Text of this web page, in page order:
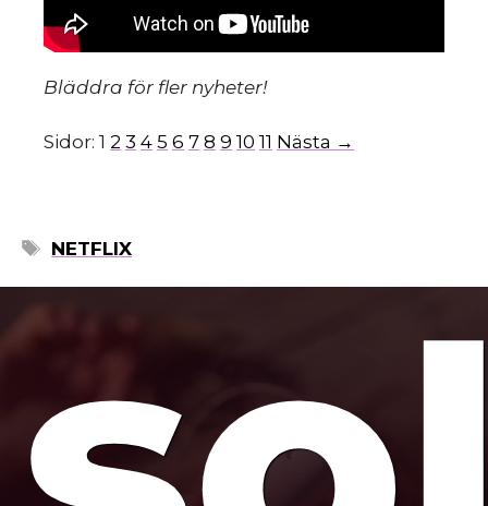
Bläddra för fler nyheter!
Sidor: 1 2 3 4 5 6 7 8 9 10 11 Nästa →
ETIKETTER
NETFLIX